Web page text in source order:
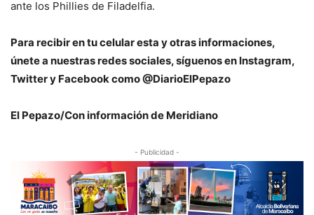
ante los Phillies de Filadelfia.
Para recibir en tu celular esta y otras informaciones,
únete a nuestras redes sociales, síguenos en Instagram,
Twitter y Facebook como @DiarioElPepazo
El Pepazo/Con información de Meridiano
- Publicidad -